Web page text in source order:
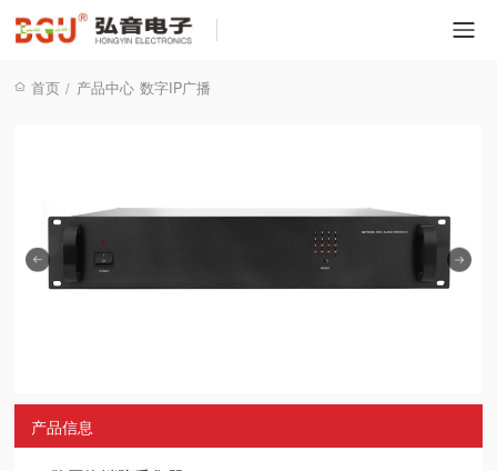
首页 / 产品中心 数字IP广播
产品信息